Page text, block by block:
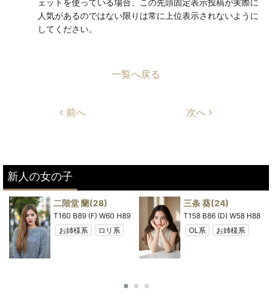
ェットを使っている場合、この先頭固定表示投稿が実際に
人気があるのではない限りは常に上位表示されないように
してください。
前へ
一覧へ戻る
次へ
新人の女の子
二階堂 蘭(28)
T160 B89 (F) W60 H89
お姉様系
ロリ系
三条 葵(24)
T158 B86 (D) W58 H88
OL系
お姉様系